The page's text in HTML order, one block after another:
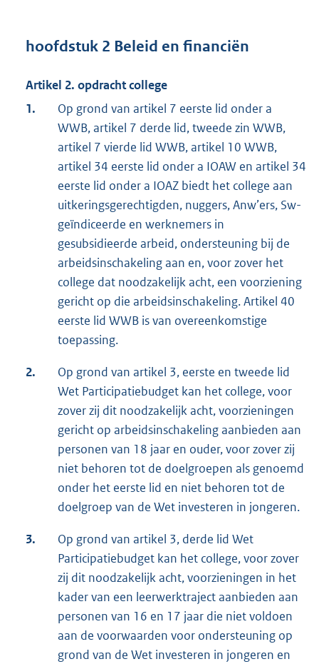
hoofdstuk 2 Beleid en financiën
Artikel 2. opdracht college
1.
Op grond van artikel 7 eerste lid onder a
WWB, artikel 7 derde lid, tweede zin WWB,
artikel 7 vierde lid WWB, artikel 10 WWB,
artikel 34 eerste lid onder a IOAW en artikel 34
eerste lid onder a IOAZ biedt het college aan
uitkeringsgerechtigden, nuggers, Anw’ers, Sw-
geïndiceerde en werknemers in
gesubsidieerde arbeid, ondersteuning bij de
arbeidsinschakeling aan en, voor zover het
college dat noodzakelijk acht, een voorziening
gericht op die arbeidsinschakeling. Artikel 40
eerste lid WWB is van overeenkomstige
toepassing.
2.
Op grond van artikel 3, eerste en tweede lid
Wet Participatiebudget kan het college, voor
zover zij dit noodzakelijk acht, voorzieningen
gericht op arbeidsinschakeling aanbieden aan
personen van 18 jaar en ouder, voor zover zij
niet behoren tot de doelgroepen als genoemd
onder het eerste lid en niet behoren tot de
doelgroep van de Wet investeren in jongeren.
3.
Op grond van artikel 3, derde lid Wet
Participatiebudget kan het college, voor zover
zij dit noodzakelijk acht, voorzieningen in het
kader van een leerwerktraject aanbieden aan
personen van 16 en 17 jaar die niet voldoen
aan de voorwaarden voor ondersteuning op
grond van de Wet investeren in jongeren en